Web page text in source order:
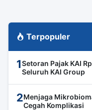
Terpopuler
1Setoran Pajak KAI
Seluruh KAI Group
2Menjaga
Cegah Komplikasi